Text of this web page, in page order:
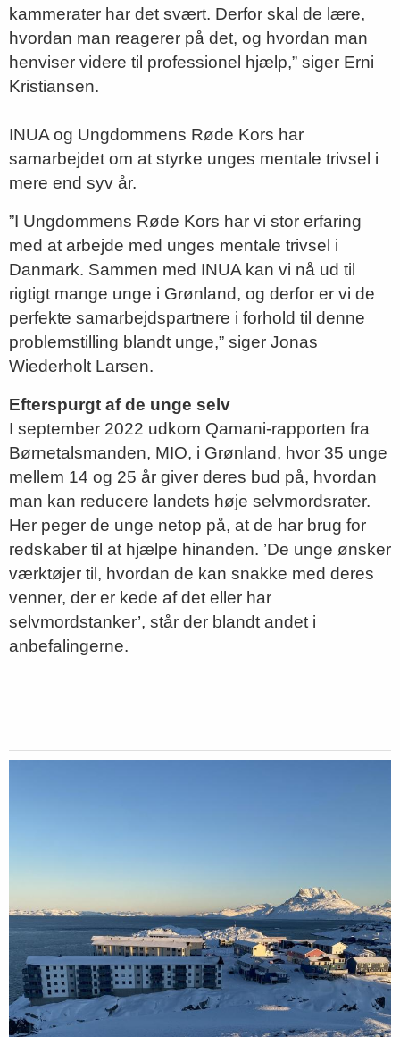
kammerater har det svært. Derfor skal de lære,
hvordan man reagerer på det, og hvordan man
henviser videre til professionel hjælp,” siger Erni
Kristiansen.
INUA og Ungdommens Røde Kors har
samarbejdet om at styrke unges mentale trivsel i
mere end syv år.
”I Ungdommens Røde Kors har vi stor erfaring
med at arbejde med unges mentale trivsel i
Danmark. Sammen med INUA kan vi nå ud til
rigtigt mange unge i Grønland, og derfor er vi de
perfekte samarbejdspartnere i forhold til denne
problemstilling blandt unge,” siger Jonas
Wiederholt Larsen.
Efterspurgt af de unge selv
I september 2022 udkom Qamani-rapporten fra
Børnetalsmanden, MIO, i Grønland, hvor 35 unge
mellem 14 og 25 år giver deres bud på, hvordan
man kan reducere landets høje selvmordsrater.
Her peger de unge netop på, at de har brug for
redskaber til at hjælpe hinanden. ’De unge ønsker
værktøjer til, hvordan de kan snakke med deres
venner, der er kede af det eller har
selvmordstanker’, står der blandt andet i
anbefalingerne.